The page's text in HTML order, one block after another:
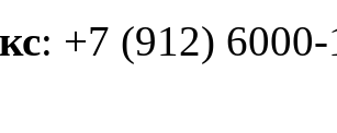
: +7 (912)